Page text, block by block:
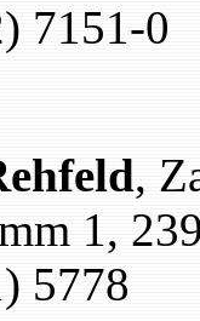
7151-0
,
1,
5778